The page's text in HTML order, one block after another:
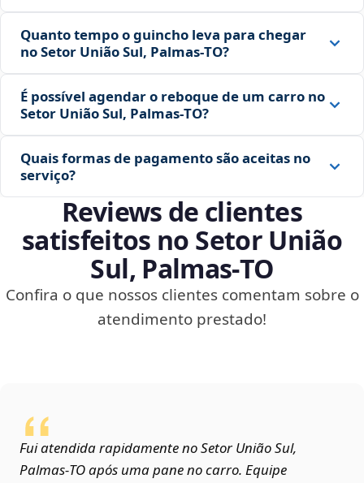
Quanto tempo o guincho leva para chegar
no Setor União Sul, Palmas‑TO?
É possível agendar o reboque de um carro no
Setor União Sul, Palmas‑TO?
Quais formas de pagamento são aceitas no
serviço?
Reviews de clientes
satisfeitos no Setor União
Sul, Palmas‑TO
Confira o que nossos clientes comentam sobre o
atendimento prestado!
Fui atendida rapidamente no Setor União Sul,
Palmas‑TO após uma pane no carro. Equipe